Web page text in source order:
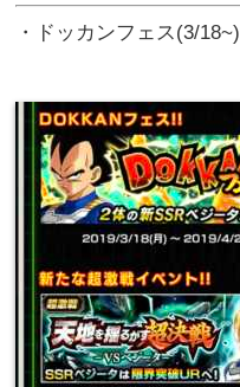
・ドッカンフェス(3/18~)